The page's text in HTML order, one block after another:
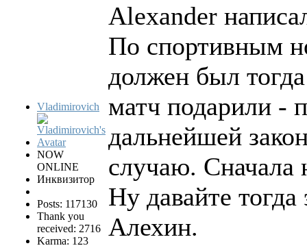
Vladimirovich
NOW
ONLINE
Инквизитор
Posts: 117130
Thank you
received: 2716
Karma: 123
Alexander
По спортивным
должен был
матч подарили -
дальнейшей
случаю. Сначала
Ну давайте
Алехин.